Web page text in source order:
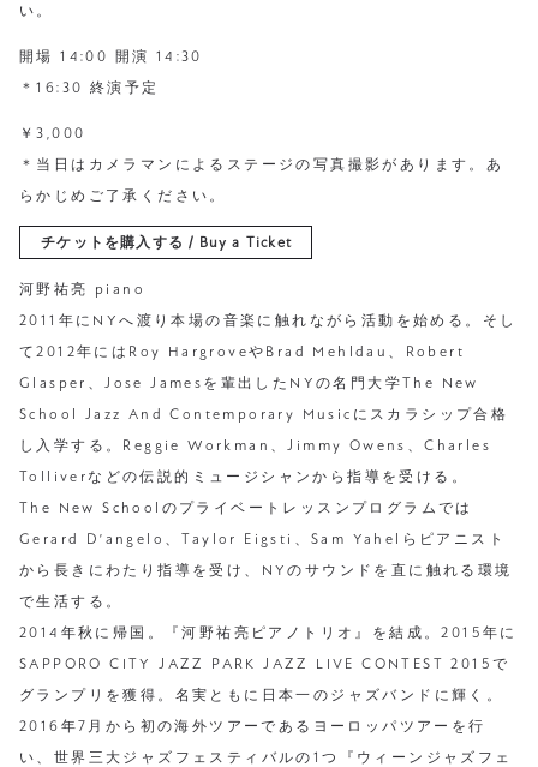
い。
開場 14:00 開演 14:30
＊16:30 終演予定
￥3,000
＊当日はカメラマンによるステージの写真撮影があります。あ
らかじめご了承ください。
チケットを購入する / Buy a Ticket
河野祐亮 piano
2011年にNYへ渡り本場の音楽に触れながら活動を始める。そし
て2012年にはRoy HargroveやBrad Mehldau、Robert
Glasper、Jose Jamesを輩出したNYの名門大学The New
School Jazz And Contemporary Musicにスカラシップ合格
し入学する。Reggie Workman、Jimmy Owens、Charles
Tolliverなどの伝説的ミュージシャンから指導を受ける。
The New Schoolのプライベートレッスンプログラムでは
Gerard D’angelo、Taylor Eigsti、Sam Yahelらピアニスト
から長きにわたり指導を受け、NYのサウンドを直に触れる環境
で生活する。
2014年秋に帰国。『河野祐亮ピアノトリオ』を結成。2015年に
SAPPORO CITY JAZZ PARK JAZZ LIVE CONTEST 2015で
グランプリを獲得。名実ともに日本一のジャズバンドに輝く。
2016年7月から初の海外ツアーであるヨーロッパツアーを行
い、世界三大ジャズフェスティバルの1つ『ウィーンジャズフェ